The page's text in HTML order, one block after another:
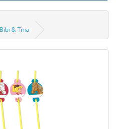
& Tina